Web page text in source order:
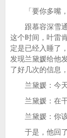
「要你多嘴，
跟慕容深雪通
这个时间，叶雷
定是已经入睡了
发现兰黛媛给他
了好几次的信息
兰黛媛：今天
兰黛媛：在干
兰黛媛：你该
于是，他回了